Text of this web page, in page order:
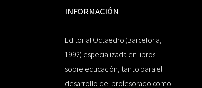
INFORMACIÓN
Editorial Octaedro (Barcelona,
1992) especializada en libros
sobre educación, tanto para el
desarrollo del profesorado como